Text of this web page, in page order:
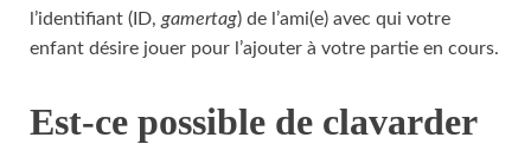
l’identifiant (ID, gamertag) de l’ami(e) avec qui votre
enfant désire jouer pour l’ajouter à votre partie en cours.
Est-ce possible de clavarder